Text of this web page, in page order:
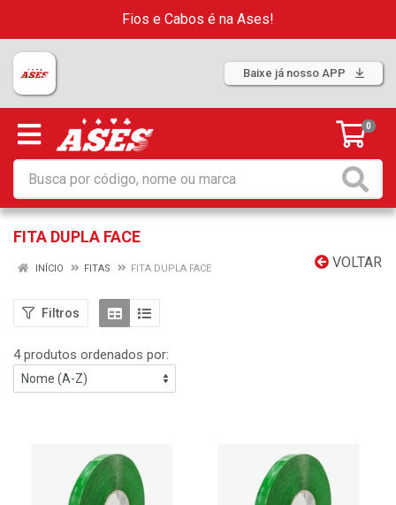
Fios e Cabos é na Ases!
Baixe já nosso APP
0
FITA DUPLA FACE
VOLTAR
INÍCIO FITAS FITA DUPLA FACE
Filtros
4 produtos ordenados por: